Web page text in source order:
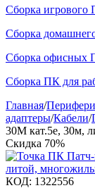
Сборка игрового
Сборка
Сборка офисных
Сборка ПК для
Главная/
адаптеры/Кабели/
30M кат.5e, 30м,
Скидка 70%
КОД: 1322556